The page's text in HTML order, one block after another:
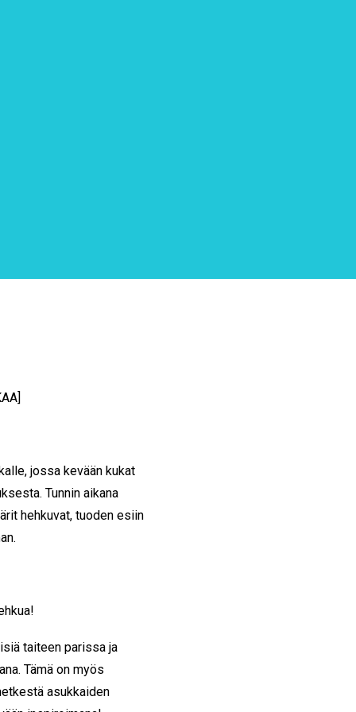
jossa kevään kukat
Tunnin aikana
hehkuvat, tuoden esiin
taiteen parissa ja
Tämä on myös
asukkaiden